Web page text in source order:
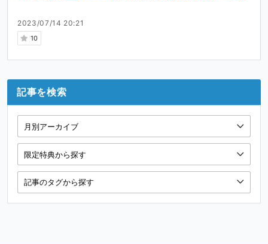
2023/07/14 20:21
10
記事を検索